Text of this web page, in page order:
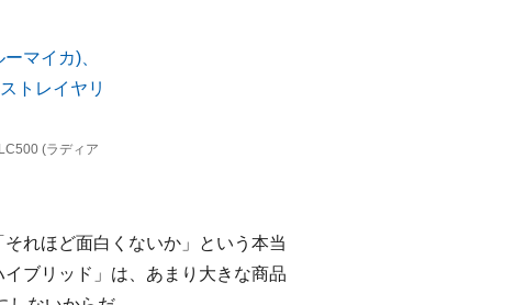
(ラディア
れほど面白くないか」という本当
ブリッド」は、あまり大きな商品